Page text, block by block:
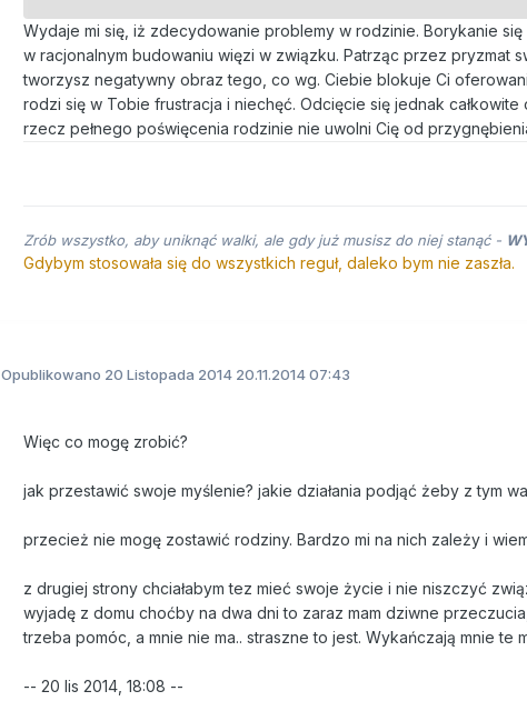
Wydaje mi się, iż zdecydowanie problemy w rodzinie. Borykanie
w racjonalnym budowaniu więzi w związku. Patrząc przez pryzmat
tworzysz negatywny obraz tego, co wg. Ciebie blokuje Ci
rodzi się w Tobie frustracja i niechęć. Odcięcie się jednak całkowite
rzecz pełnego poświęcenia rodzinie nie uwolni Cię od
Zrób wszystko, aby uniknąć walki, ale gdy już musisz do niej stanąć -
Gdybym stosowała się do wszystkich reguł, daleko bym nie zaszła.
Opublikowano 20 Listopada 2014 20.11.2014 07:43
Więc co mogę zrobić?
jak przestawić swoje myślenie? jakie działania podjąć żeby z tym
przecież nie mogę zostawić rodziny. Bardzo mi na nich zależy i
z drugiej strony chciałabym tez mieć swoje życie i nie niszczyć
wyjadę z domu choćby na dwa dni to zaraz mam dziwne
trzeba pomóc, a mnie nie ma.. straszne to jest. Wykańczają mnie te
-- 20 lis 2014, 18:08 --